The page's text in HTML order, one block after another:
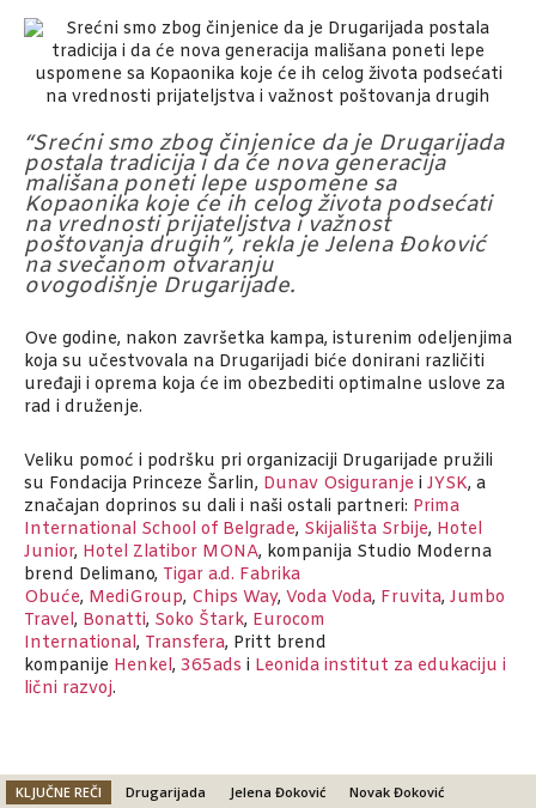
“Srećni smo zbog činjenice da je Drugarijada
postala tradicija i da će nova generacija
mališana poneti lepe uspomene sa
Kopaonika koje će ih celog života podsećati
na vrednosti prijateljstva i važnost
poštovanja drugih”, rekla je Jelena Đoković
na svečanom otvaranju
ovogodišnje Drugarijade.
Ove godine, nakon završetka kampa, isturenim odeljenjima
koja su učestvovala na Drugarijadi biće donirani različiti
uređaji i oprema koja će im obezbediti optimalne uslove za
rad i druženje.
Veliku pomoć i podršku pri organizaciji Drugarijade pružili
su Fondacija Princeze Šarlin, Dunav Osiguranje i JYSK, a
značajan doprinos su dali i naši ostali partneri: Prima
International School of Belgrade, Skijališta Srbije, Hotel
Junior, Hotel Zlatibor MONA, kompanija Studio Moderna
brend Delimano, Tigar a.d. Fabrika
Obuće, MediGroup, Chips Way, Voda Voda, Fruvita, Jumbo
Travel, Bonatti, Soko Štark, Eurocom
International, Transfera, Pritt brend
kompanije Henkel, 365ads i Leonida institut za edukaciju i
lični razvoj.
KLJUČNE REČI Drugarijada Jelena Đoković Novak Đoković